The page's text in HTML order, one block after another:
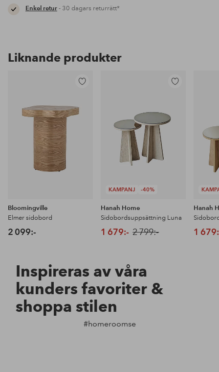
Enkel retur- 30 dagars returrätt*
Liknande produkter
favoriter
Bloomingville
Elmer sidobord
2 099:-
KAMPANJ -40%
Hanah Home
Sidobordsuppsättning Luna
1 679:- 2 799:-
Hanah
1
Inspireras av våra
kunders favoriter &
shoppa stilen
#homeroomse